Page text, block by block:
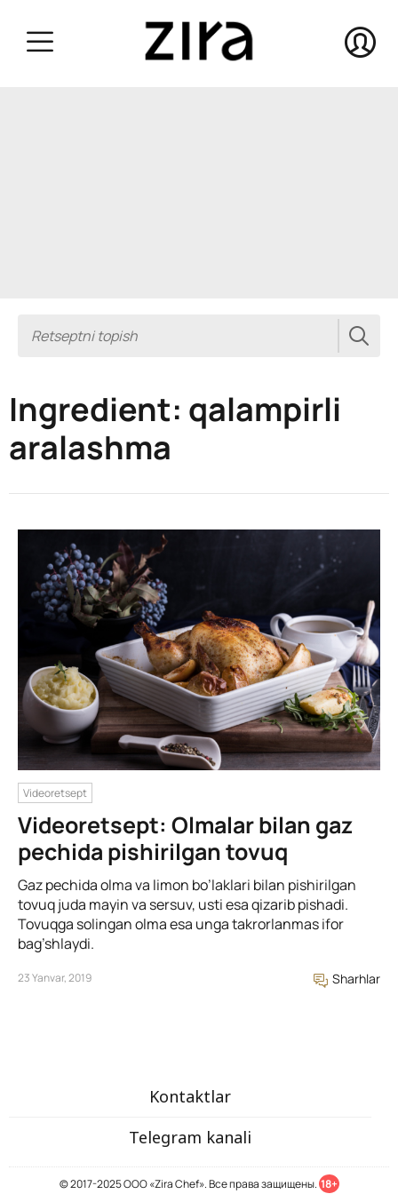
Ingredient: qalampirli
aralashma
Videoretsept
Videoretsept: Olmalar bilan gaz
pechida pishirilgan tovuq
Gaz pechida olma va limon bo’laklari bilan pishirilgan
tovuq juda mayin va sersuv, usti esa qizarib pishadi.
Tovuqga solingan olma esa unga takrorlanmas ifor
bag’shlaydi.
23 Yanvar, 2019 Sharhlar
Kontaktlar
Telegram kanali
© 2017-2025 ООО «Zira Chef». Все права защищены. 18+